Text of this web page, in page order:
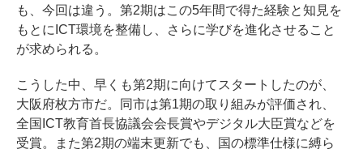
も、今回は違う。第2期はこの5年間で得た経験と知見を
もとにICT環境を整備し、さらに学びを進化させること
が求められる。
こうした中、早くも第2期に向けてスタートしたのが、
大阪府枚方市だ。同市は第1期の取り組みが評価され、
全国ICT教育首長協議会会長賞やデジタル大臣賞などを
受賞。また第2期の端末更新でも、国の標準仕様に縛ら